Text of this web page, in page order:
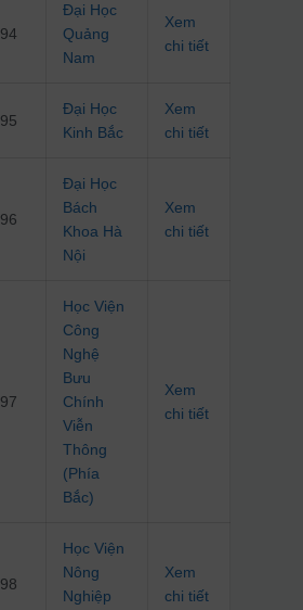
94
Đại Học
Quảng
Nam
Xem
chi tiết
95
Đại Học
Kinh Bắc
Xem
chi tiết
96
Đại Học
Bách
Khoa Hà
Nội
Xem
chi tiết
97
Học Viện
Công
Nghệ
Bưu
Chính
Viễn
Thông
(Phía
Bắc)
Xem
chi tiết
98
Học Viện
Nông
Nghiệp
Xem
chi tiết